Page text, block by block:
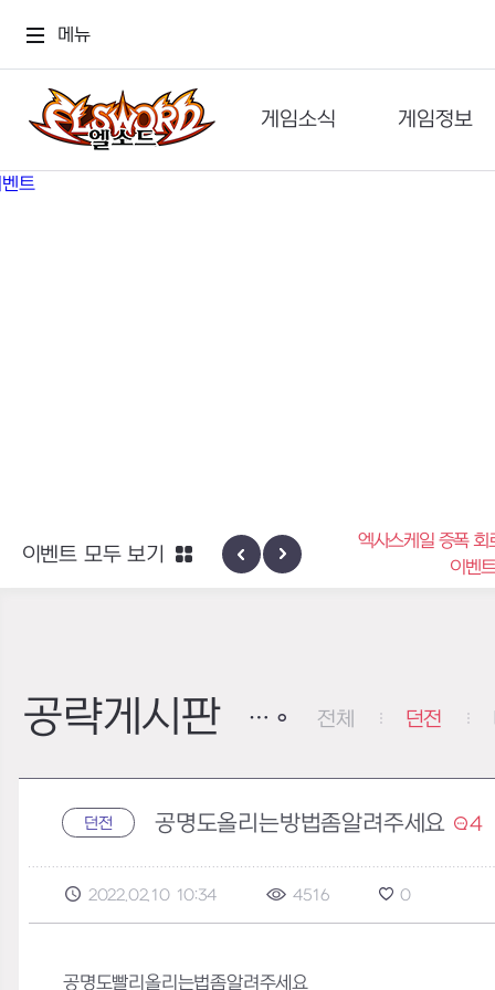
메뉴
게임소식
공지사항
게임정보
세계관
신규 지역 네블론
엑사스케일 증폭 회
이벤트
이벤트 모두 보기
공략게시판 전체 던전
던전 공명도올리는방법좀알려주세요 4
2022.02.10 10:34 4516 0
공명도빨리올리는법좀알려주세요